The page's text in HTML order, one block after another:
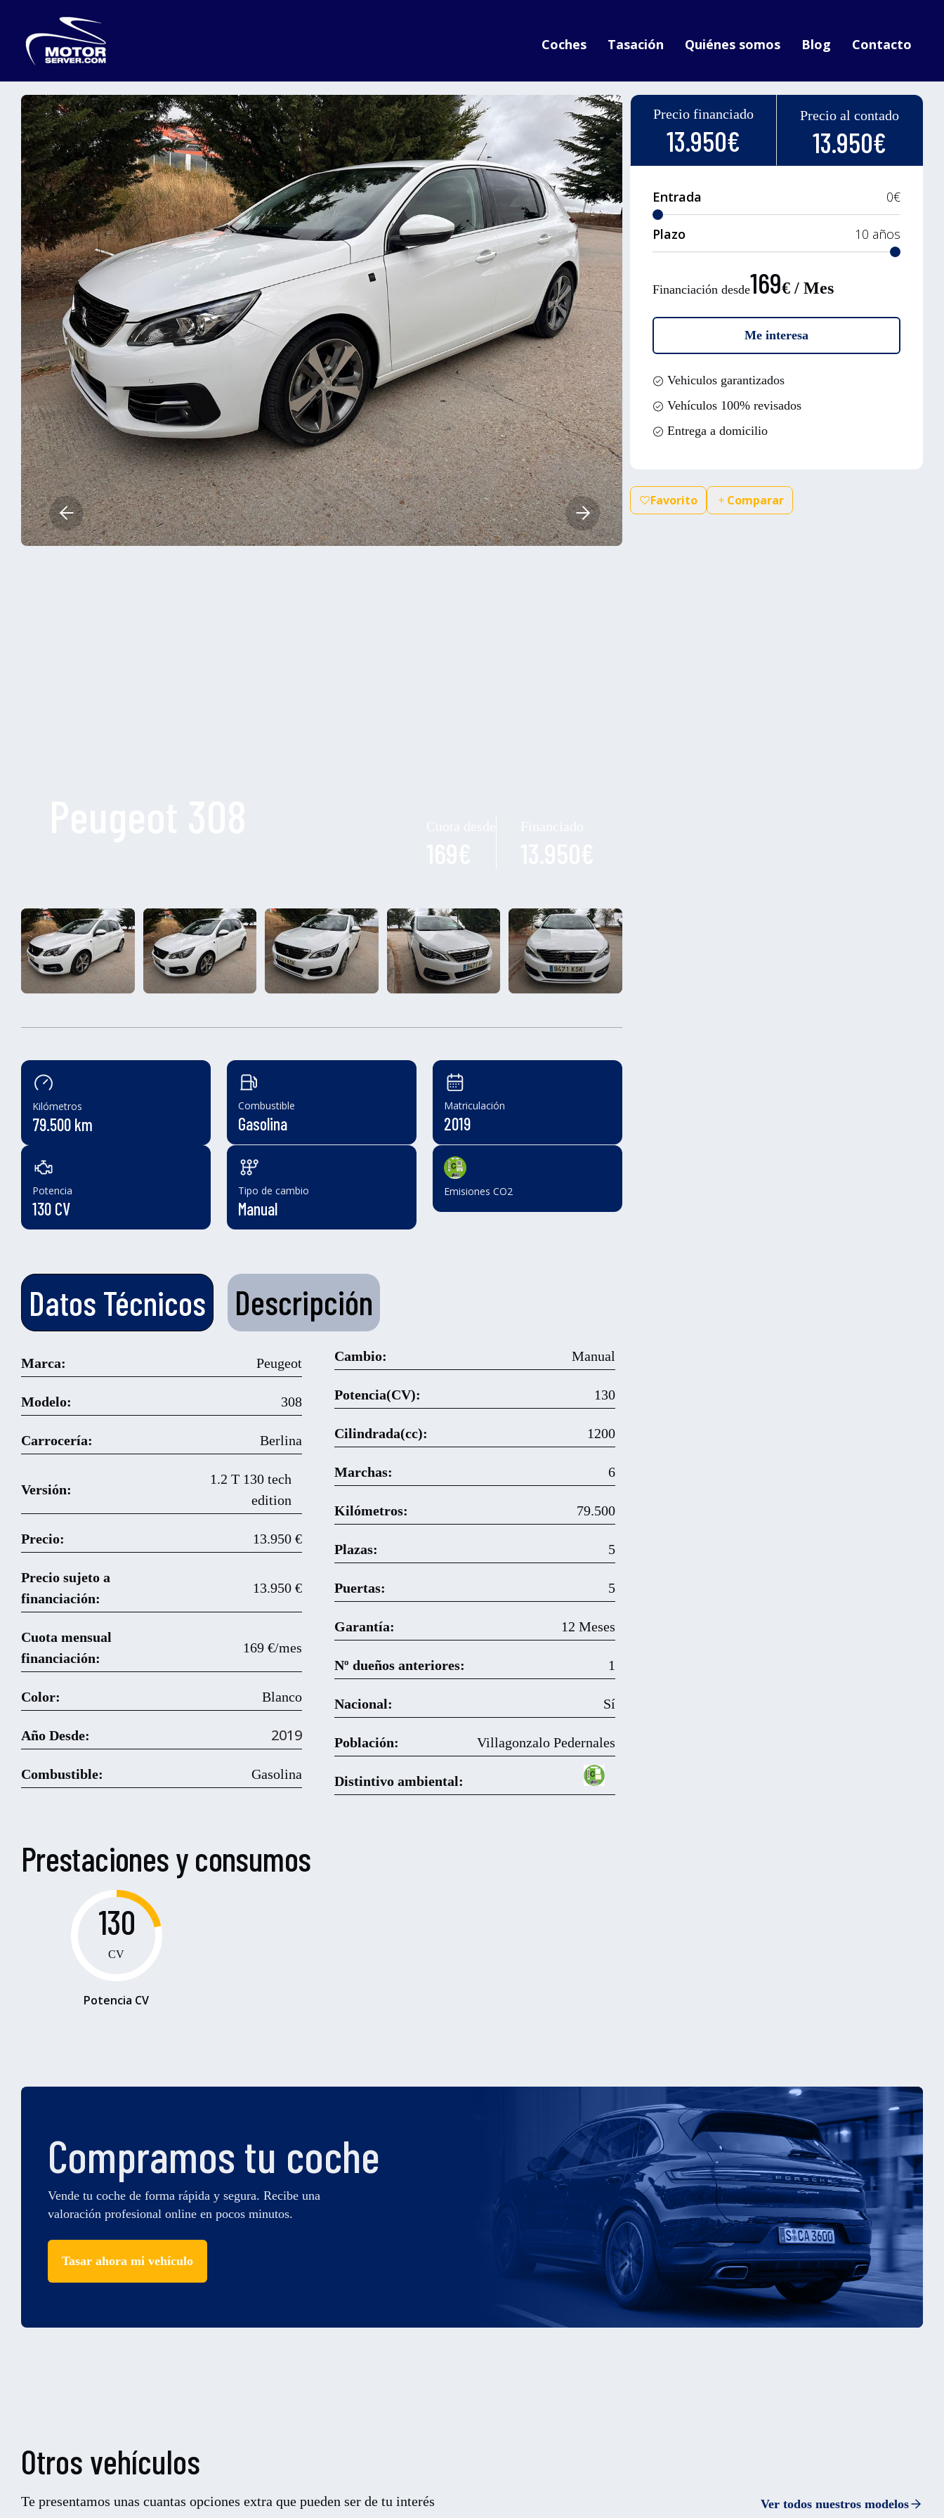
Coches Tasación Quiénes somos Blog Contacto
Kilómetros
79.500 km
Combustible
Gasolina
Matriculación
2019
Potencia
130 CV
Tipo de cambio
Manual
Emisiones CO2
Precio financiado
13.950€
Precio al contado
13.950€
Entrada 0€
Plazo 10 años
Financiación desde169€ / Mes
Me interesa
Vehiculos garantizados
Vehículos 100% revisados
Entrega a domicilio
Favorito Comparar
Datos Técnicos Descripción
Marca: Peugeot
Modelo: 308
Carrocería: Berlina
Versión:
1.2 T 130 tech
edition
Precio: 13.950 €
Precio sujeto a
financiación:
13.950 €
Cuota mensual
financiación:
169 €/mes
Color: Blanco
Año Desde: 2019
Combustible: Gasolina
Cambio: Manual
Potencia(CV): 130
Cilindrada(cc): 1200
Marchas: 6
Kilómetros: 79.500
Plazas: 5
Puertas: 5
Garantía: 12 Meses
Nº dueños anteriores: 1
Nacional: Sí
Población: Villagonzalo Pedernales
Distintivo ambiental:
Prestaciones y consumos
130
CV
Potencia CV
Compramos tu coche
Vende tu coche de forma rápida y segura. Recibe una
valoración profesional online en pocos minutos.
Tasar ahora mi vehículo
Otros vehículos
Te presentamos unas cuantas opciones extra que pueden ser de tu interés Ver todos nuestros modelos